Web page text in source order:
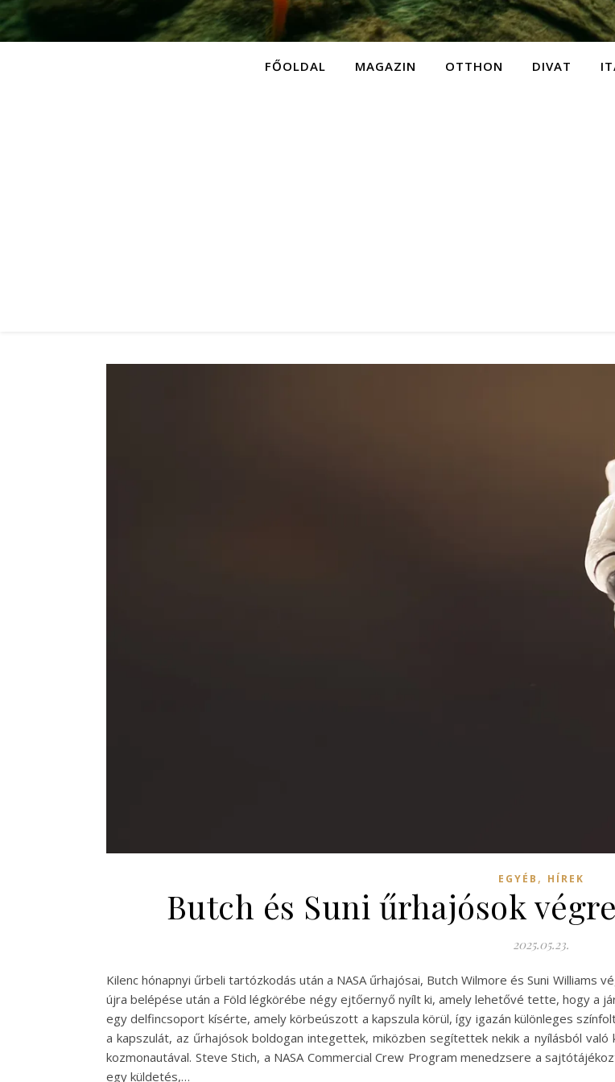
FŐOLDAL MAGAZIN OTTHON DIVAT
EGYÉB , HÍREK
Butch és Suni űrhajósok
2025.05.23.
Kilenc hónapnyi űrbeli tartózkodás után a NASA űrhajósai, Butch Wilmore és Suni Williams
újra belépése után a Föld légkörébe négy ejtőernyő nyílt ki, amely lehetővé tette, hogy a
egy delfincsoport kísérte, amely körbeúszott a kapszula körül, így igazán különleges
a kapszulát, az űrhajósok boldogan integettek, miközben segítettek nekik a nyílásból
kozmonautával. Steve Stich, a NASA Commercial Crew Program menedzsere a
egy küldetés,…